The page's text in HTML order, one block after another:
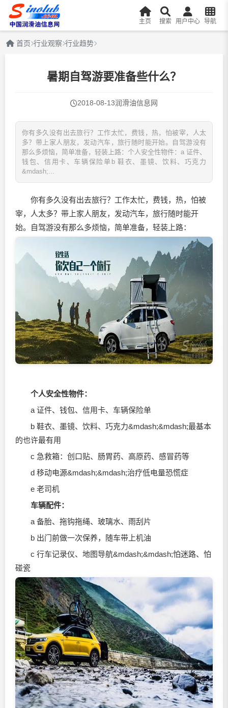
主页 搜索 用户中心 导航
首页 行业观察 行业趋势
暑期自驾游要准备些什么？
2018-08-13润滑油信息网
你有多久没有出去旅行？工作太忙，费钱，热，怕被宰，人太
多？带上家人朋友，发动汽车，旅行随时能开始。自驾游没有
那么多烦恼，简单准备，轻装上路：个人安全性物件：a 证件、
钱包、信用卡、车辆保险单b 鞋衣、墨镜、饮料、巧克力
&mdash;...
你有多久没有出去旅行？工作太忙，费钱，热，怕被
宰，人太多？带上家人朋友，发动汽车，旅行随时能开
始。自驾游没有那么多烦恼，简单准备，轻装上路：
个人安全性物件：
a 证件、钱包、信用卡、车辆保险单
b 鞋衣、墨镜、饮料、巧克力&mdash;&mdash;最基本
的也许最有用
c 急救箱：创口贴、肠胃药、高原药、感冒药等
d 移动电源&mdash;&mdash;治疗低电量恐慌症
e 老司机
车辆配件：
a 备胎、拖钩拖绳、玻璃水、雨刮片
b 出门前做一次保养，随车带上机油
c 行车记录仪、地图导航&mdash;&mdash;怕迷路、怕
碰瓷